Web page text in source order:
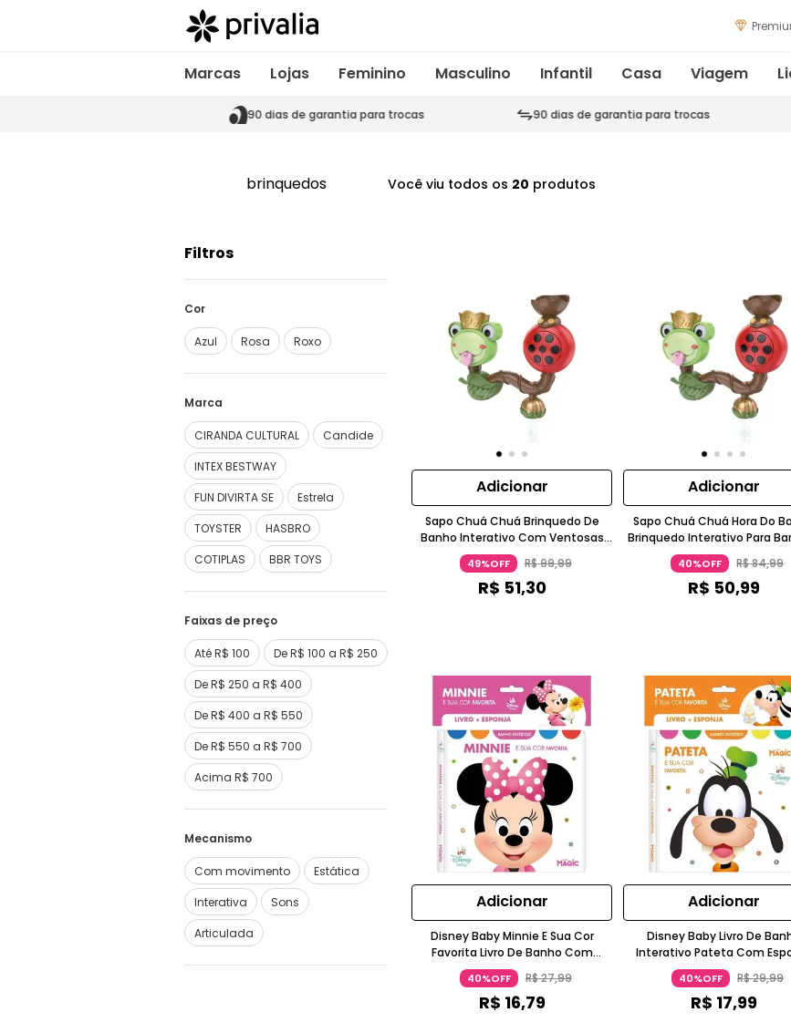
Marcas Lojas Feminino Masculino Infantil Casa Viagem
90 dias de garantia para trocas 90 dias de garantia para trocas
brinquedos Você viu todos os 20 produtos
Filtros
Cor
Azul Rosa Roxo
Marca
CIRANDA CULTURAL
Candide
INTEX BESTWAY
FUN DIVIRTA SE
Estrela
TOYSTER
HASBRO
COTIPLAS
BBR TOYS
Faixas de preço
Até R$ 100
De R$ 100 a R$ 250
De R$ 250 a R$ 400
De R$ 400 a R$ 550
De R$ 550 a R$ 700
Acima R$ 700
Mecanismo
Com movimento
Estática
Interativa
Sons
Articulada
Adicionar
Sapo Chuá Chuá Brinquedo De
Banho Interativo Com Ventosas
Movimento 1-2 Anos Estrela
49%OFF R$99,99
R$ 51,30
Adicionar
Sapo Chuá Chuá Hora Do
Brinquedo Interativo Para
A 4 Anos Estrela
40%OFF R$84,99
R$ 50,99
Adicionar
Disney Baby Minnie E Sua Cor
Favorita Livro De Banho Com
Esponja 0 A 6 Meses Ciranda
Cultural
40%OFF R$27,99
R$ 16,79
Adicionar
Disney Baby Livro De
Interativo Pateta Com
Ciranda Cultural
40%OFF R$29,99
R$ 17,99